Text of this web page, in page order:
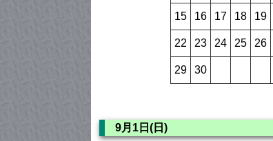
15 16 17 18 19
22 23 24 25 26
29 30
9月1日(日)